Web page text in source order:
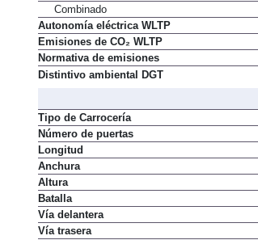
Combinado
Autonomía eléctrica WLTP
Emisiones de CO₂ WLTP
Normativa de emisiones
Distintivo ambiental DGT
Tipo de Carrocería
Número de puertas
Longitud
Anchura
Altura
Batalla
Vía delantera
Vía trasera